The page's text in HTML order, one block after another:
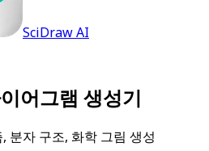
SciDraw AI
어그램 생성기
분자 구조, 화학 그림 생성